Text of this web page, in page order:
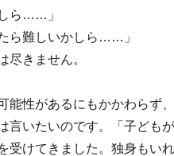
ら……」
ら難しいかしら……」
尽きません。
能性があるにもかかわらず
言いたいのです。「子ども
受けてきました。独身もい